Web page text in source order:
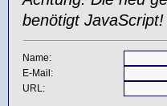
benötigt JavaScript!
Name:
E-Mail:
URL: